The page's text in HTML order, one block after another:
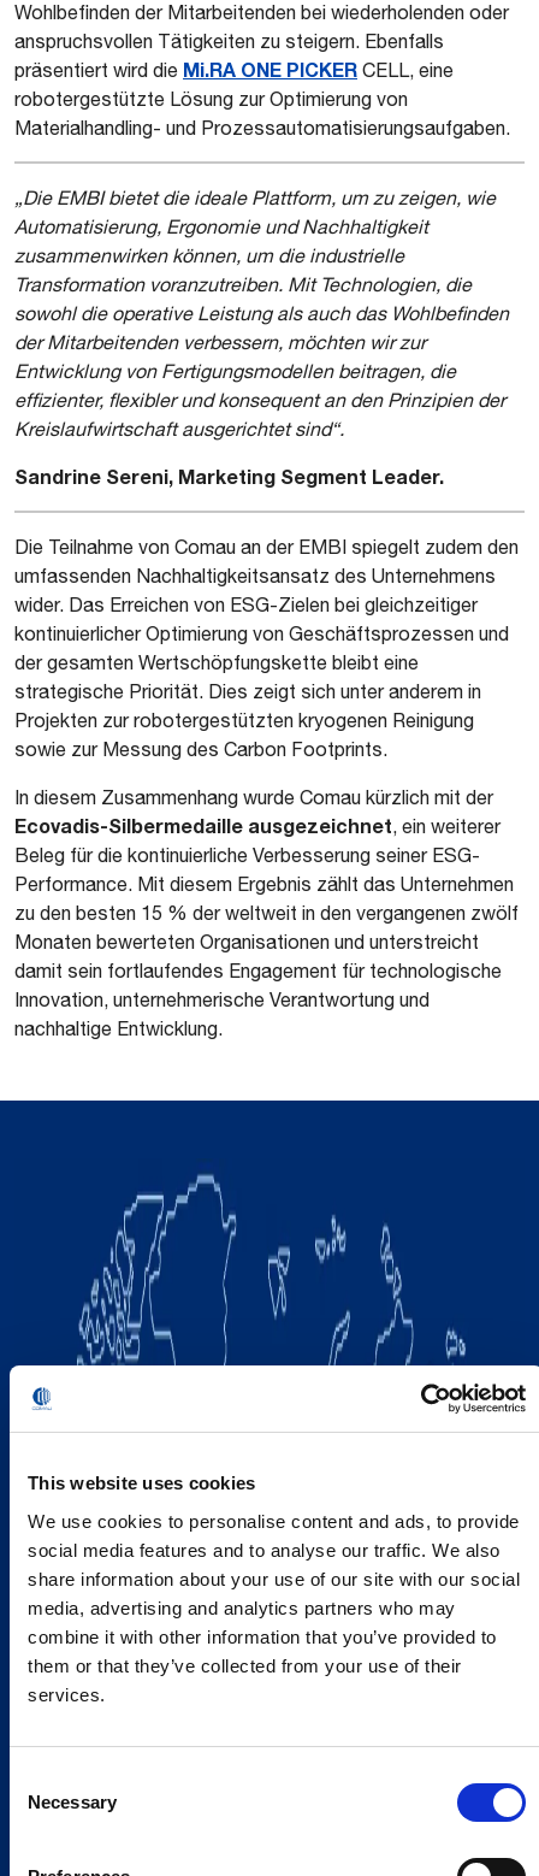
This website uses cookies
We use cookies to personalise content and ads, to provide
social media features and to analyse our traffic. We also
share information about your use of our site with our social
media, advertising and analytics partners who may
combine it with other information that you’ve provided to
them or that they’ve collected from your use of their
services.
Selection
Necessary
Wohlbefinden der Mitarbeitenden bei wiederholenden oder
anspruchsvollen Tätigkeiten zu steigern. Ebenfalls
präsentiert wird die Mi.RA ONE PICKER CELL, eine
robotergestützte Lösung zur Optimierung von
Materialhandling- und Prozessautomatisierungsaufgaben.
„Die EMBI bietet die ideale Plattform, um zu zeigen, wie
Automatisierung, Ergonomie und Nachhaltigkeit
zusammenwirken können, um die industrielle
Transformation voranzutreiben. Mit Technologien, die
sowohl die operative Leistung als auch das Wohlbefinden
der Mitarbeitenden verbessern, möchten wir zur
Entwicklung von Fertigungsmodellen beitragen, die
effizienter, flexibler und konsequent an den Prinzipien der
Kreislaufwirtschaft ausgerichtet sind“.
Sandrine Sereni, Marketing Segment Leader.
Die Teilnahme von Comau an der EMBI spiegelt zudem den
umfassenden Nachhaltigkeitsansatz des Unternehmens
wider. Das Erreichen von ESG-Zielen bei gleichzeitiger
kontinuierlicher Optimierung von Geschäftsprozessen und
der gesamten Wertschöpfungskette bleibt eine
strategische Priorität. Dies zeigt sich unter anderem in
Projekten zur robotergestützten kryogenen Reinigung
sowie zur Messung des Carbon Footprints.
In diesem Zusammenhang wurde Comau kürzlich mit der
Ecovadis-Silbermedaille ausgezeichnet, ein weiterer
Beleg für die kontinuierliche Verbesserung seiner ESG-
Performance. Mit diesem Ergebnis zählt das Unternehmen
zu den besten 15 % der weltweit in den vergangenen zwölf
Monaten bewerteten Organisationen und unterstreicht
damit sein fortlaufendes Engagement für technologische
Innovation, unternehmerische Verantwortung und
nachhaltige Entwicklung.